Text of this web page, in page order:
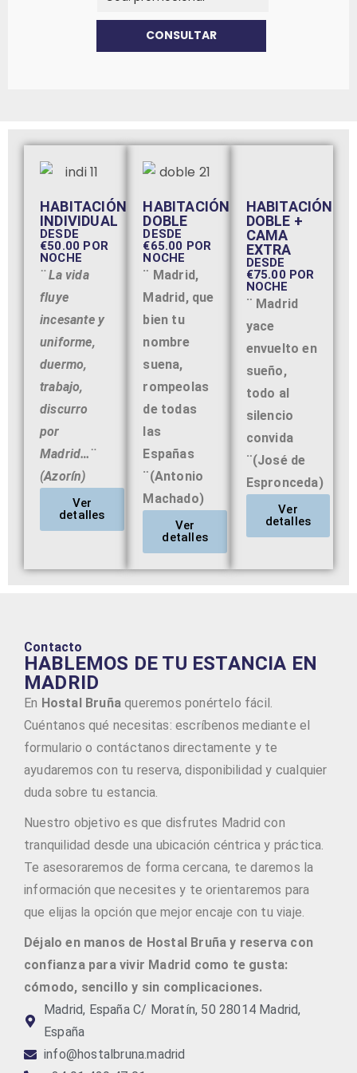
HABITACIÓN
INDIVIDUAL
DESDE
€50.00 POR
NOCHE
¨ La vida
fluye
incesante y
uniforme,
duermo,
trabajo,
discurro
por
Madrid…¨
(Azorín)
Ver
detalles
HABITACIÓN
DOBLE
DESDE
€65.00 POR
NOCHE
¨ Madrid,
Madrid, que
bien tu
nombre
suena,
rompeolas
de todas
las
Españas
¨(Antonio
Machado)
Ver
detalles
HABITACIÓN
DOBLE +
CAMA
EXTRA
DESDE
€75.00 POR
NOCHE
¨ Madrid
yace
envuelto en
sueño,
todo al
silencio
convida
¨(José de
Espronceda)
Ver
detalles
Contacto
HABLEMOS DE TU ESTANCIA EN
MADRID
En Hostal Bruña queremos ponértelo fácil.
Cuéntanos qué necesitas: escríbenos mediante el
formulario o contáctanos directamente y te
ayudaremos con tu reserva, disponibilidad y cualquier
duda sobre tu estancia.
Nuestro objetivo es que disfrutes Madrid con
tranquilidad desde una ubicación céntrica y práctica.
Te asesoraremos de forma cercana, te daremos la
información que necesites y te orientaremos para
que elijas la opción que mejor encaje con tu viaje.
Déjalo en manos de Hostal Bruña y reserva con
confianza para vivir Madrid como te gusta:
cómodo, sencillo y sin complicaciones.
Madrid, España C/ Moratín, 50 28014 Madrid,
España
info@hostalbruna.madrid